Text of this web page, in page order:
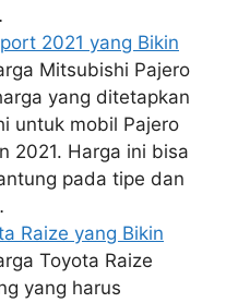
2021 yang Bikin
Mitsubishi Pajero
yang ditetapkan
untuk mobil Pajero
2021. Harga ini bisa
pada tipe dan
Raize yang Bikin
Toyota Raize
yang harus